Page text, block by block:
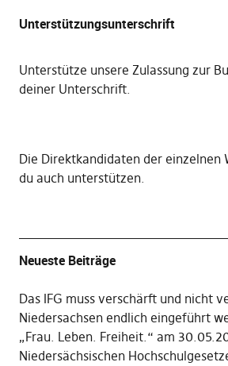
Unterstützungsunterschrift
Unterstütze unsere Zulassung zur
deiner Unterschrift.
Die Direktkandidaten der einzelnen
du auch unterstützen.
Neueste Beiträge
Das IFG muss verschärft und nicht
Niedersachsen endlich eingeführt
„Frau. Leben. Freiheit.“ am
Niedersächsischen